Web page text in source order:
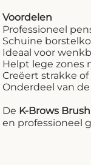
Voordelen
Professioneel
Schuine
Ideaal voor
Helpt lege zones
Creëert strakke
Onderdeel van de
De K-Brows
en professioneel